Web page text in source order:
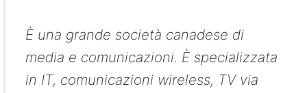
È una grande società canadese di
media e comunicazioni. È specializzata
in IT, comunicazioni wireless, TV via